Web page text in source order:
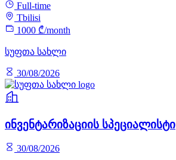
Full-time
Tbilisi
1000 ₾/month
სუფთა სახლი
30/08/2026
ინვენტარიზაციის სპეციალისტი
30/08/2026